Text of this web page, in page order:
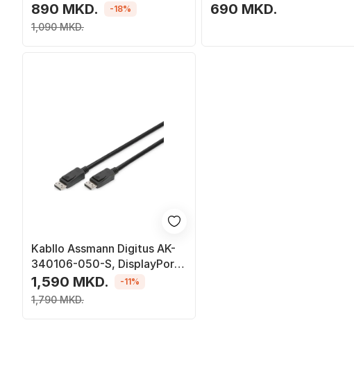
890 MKD.
1,090 MKD.
-18% 690 MKD.
Kabllo Assmann Digitus AK-
340106-050-S, DisplayPort
në DisplayPort, 5m, e zezë
1,590 MKD.
1,790 MKD.
-11%